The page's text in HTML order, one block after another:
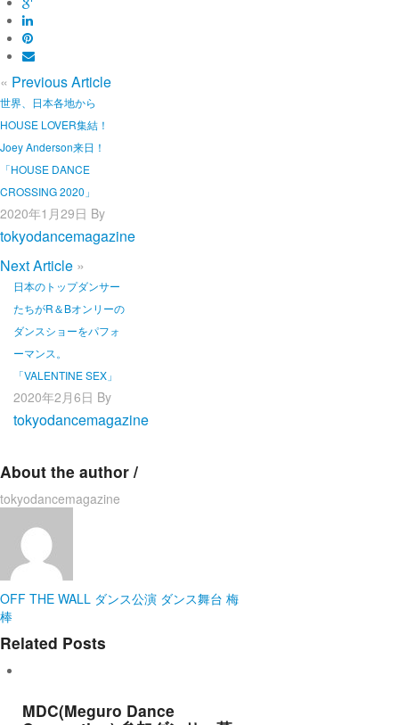
« Previous Article
世界、日本各地から
HOUSE LOVER集結！
Joey Anderson来日！
「HOUSE DANCE
CROSSING 2020」
2020年1月29日 By
tokyodancemagazine
Next Article »
日本のトップダンサー
たちがR＆Bオンリーの
ダンスショーをパフォ
ーマンス。
「VALENTINE SEX」
2020年2月6日 By
tokyodancemagazine
About the author /
tokyodancemagazine
OFF THE WALL ダンス公演 ダンス舞台 梅
棒
Related Posts
MDC(Meguro Dance